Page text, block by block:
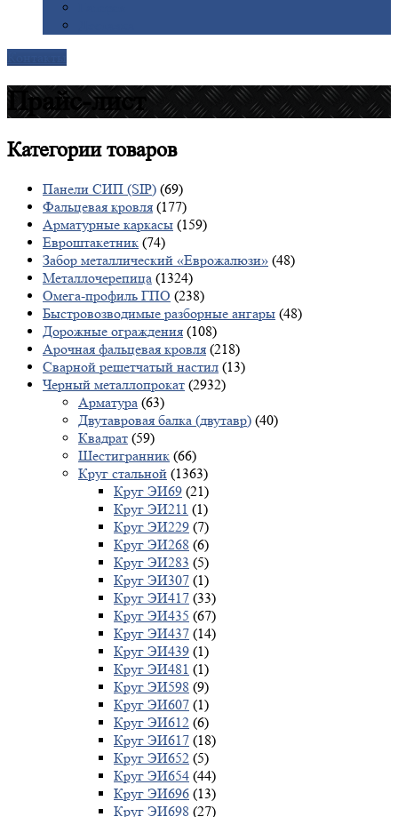
Прайс-лист
Категориитоваров
Панели СИП (SIP) (69)
Фальцевая кровля (177)
Арматурные каркасы (159)
Евроштакетник (74)
Забор металлический «Еврожалюзи» (48)
Металлочерепица (1324)
Омега-профиль ГПО (238)
Быстровозводимые разборные ангары (48)
Дорожные ограждения (108)
Арочная фальцевая кровля (218)
Сварной решетчатый настил (13)
Черный металлопрокат (2932)
Арматура (63)
Двутавровая балка (двутавр) (40)
Квадрат (59)
Шестигранник (66)
Круг стальной (1363)
Круг ЭИ69 (21)
Круг ЭИ211 (1)
Круг ЭИ229 (7)
Круг ЭИ268 (6)
Круг ЭИ283 (5)
Круг ЭИ307 (1)
Круг ЭИ417 (33)
Круг ЭИ435 (67)
Круг ЭИ437 (14)
Круг ЭИ439 (1)
Круг ЭИ481 (1)
Круг ЭИ598 (9)
Круг ЭИ607 (1)
Круг ЭИ612 (6)
Круг ЭИ617 (18)
Круг ЭИ652 (5)
Круг ЭИ654 (44)
Круг ЭИ696 (13)
Круг ЭИ698 (27)